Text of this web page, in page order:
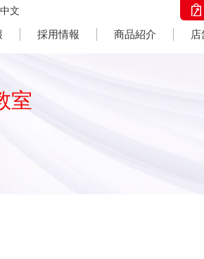
中文
採用情報 商品紹介
室